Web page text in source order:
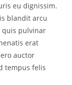
eu dignissim.
blandit arcu
quis pulvinar
erat
auctor
tempus felis